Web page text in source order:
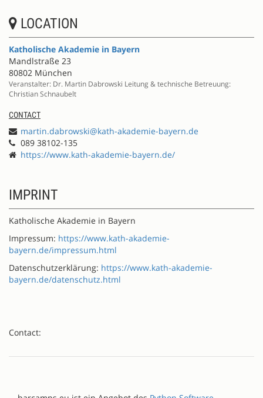
LOCATION
Katholische Akademie in Bayern
Mandlstraße 23
80802 München
Veranstalter: Dr. Martin Dabrowski Leitung & technische Betreuung:
Christian Schnaubelt
CONTACT
martin.dabrowski@kath-akademie-bayern.de
089 38102-135
https://www.kath-akademie-bayern.de/
IMPRINT
Katholische Akademie in Bayern
Impressum: https://www.kath-akademie-
bayern.de/impressum.html
Datenschutzerklärung: https://www.kath-akademie-
bayern.de/datenschutz.html
Contact: